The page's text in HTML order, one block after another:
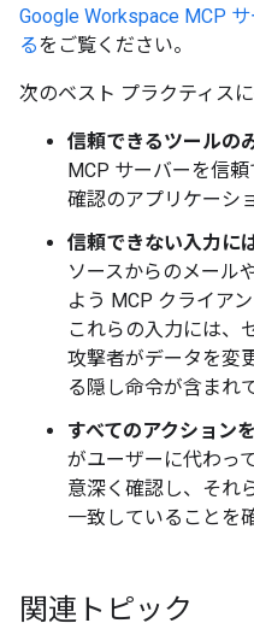
Google Workspace MCP
るをご覧ください。
次のベスト プラクティス
信頼できるツールの
MCP サーバーを信
確認のアプリケーシ
信頼できない入力に
ソースからのメール
よう MCP クライア
これらの入力には、
攻撃者がデータを変
る隠し命令が含まれ
すべてのアクション
がユーザーに代わっ
意深く確認し、それ
一致していることを
関連トピック